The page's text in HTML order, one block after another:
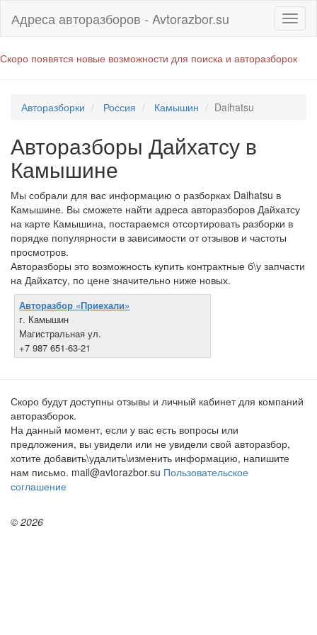
Адреса авторазборов - Avtorazbor.su
Скоро появятся новые возможности для поиска и авторазборок
Авторазборки Россия Камышин Daihatsu
Авторазборы Дайхатсу в
Камышине
Мы собрали для вас информацию о разборках Daihatsu в
Камышине. Вы сможете найти адреса авторазборов Дайхатсу
на карте Камышина, постараемся отсортировать разборки в
порядке популярности в зависимости от отзывов и частоты
просмотров.
Авторазборы это возможность купить контрактные б\у запчасти
на Дайхатсу, по цене значительно ниже новых.
Авторазбор «Приехали»
г. Камышин
Магистральная ул.
+7 987 651-63-21
Скоро будут доступны отзывы и личный кабинет для компаний
авторазборок.
На данный момент, если у вас есть вопросы или
предложения, вы увидели или не увидели свой авторазбор,
хотите добавить\удалить\изменить информацию, напишите
нам письмо. mail@avtorazbor.su Пользовательское
соглашение
© 2026